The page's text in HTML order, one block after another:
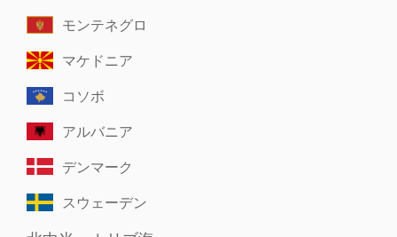
モンテネグロ
マケドニア
コソボ
アルバニア
デンマーク
スウェーデン